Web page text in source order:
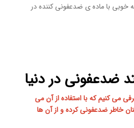
خوبی با ماده ی ضدعفونی کننده در
ضدعفونی در دنیا
می کنیم که با استفاده از آن می
خاطر ضدعفونی کرده و از آن ها